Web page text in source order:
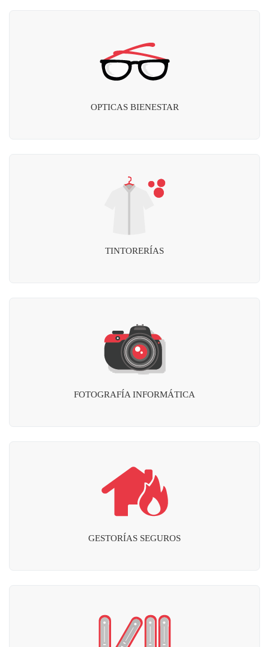
OPTICAS BIENESTAR
TINTORERÍAS
FOTOGRAFÍA INFORMÁTICA
GESTORÍAS SEGUROS